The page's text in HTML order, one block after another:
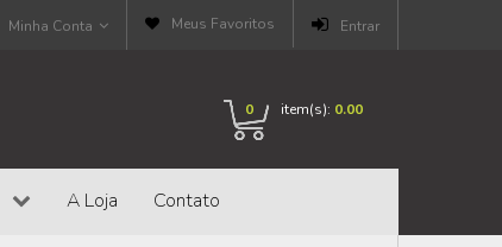
Minha Conta Meus Favoritos Entrar
A Loja Contato
0 item(s): 0.00